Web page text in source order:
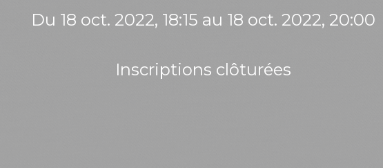
Du 18 oct. 2022, 18:15 au 18 oct. 2022, 20:00
Inscriptions clôturées